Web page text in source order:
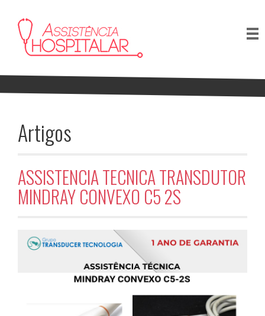
Artigos
ASSISTENCIA TECNICA TRANSDUTOR
MINDRAY CONVEXO C5 2S